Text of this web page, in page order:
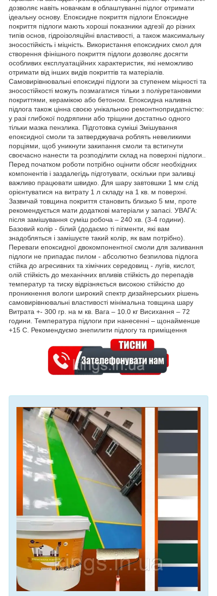
дозволяє навіть новачкам в облаштуванні підлог отримати
ідеальну основу. Епоксидне покриття підлоги Епоксидне
покриття підлоги мають хороші показники адгезії до різних
типів основ, гідроізоляційні властивості, а також максимальну
зносостійкість і міцність. Використання епоксидних смол для
створення фінішного покриття підлоги дозволяє досягти
особливих експлуатаційних характеристик, які неможливо
отримати від інших видів покриттів та матеріалів.
Самовирівнювальні епоксидні підлоги за ступенем міцності та
зносостійкості можуть позмагатися тільки з поліуретановими
покриттями, керамікою або бетоном. Епоксидна наливна
підлога також цінна своєю унікальною ремонтнопридатністю:
у разі глибокої подряпини або тріщини достатньо одного
тільки мазка пензлика. Підготовка суміші Змішування
епоксидної смоли та затверджувача роблять невеликими
порціями, щоб уникнути закипання смоли та встигнути
своєчасно нанести та розподілити склад на поверхні підлоги..
Перед початком роботи потрібно оцінити обсяг необхідних
компонентів і заздалегідь підготувати, оскільки при заливці
важливо працювати швидко. Для шару завтовшки 1 мм слід
орієнтуватися на витрату 1 л складу на 1 кв. м поверхні.
Зазвичай товщина покриття становить близько 5 мм, проте
рекомендується мати додаткові матеріали у запасі. УВАГА:
після замішування суміш робоча – 240 хв. (3-4 години).
Базовий колір - білий (додаємо ті пігменти, які вам
знадобляться і замішуєте такий колір, як вам потрібно).
Переваги епоксидної двокомпонентної смоли для заливання
підлоги не припадає пилом - абсолютно безпилова підлога
стійка до агресивних та хімічних середовищ - лугів, кислот,
олій стійкість до механічних впливів стійкість до перепадів
температур та тиску відрізняється високою стійкістю до
проникнення вологи широкий спектр дизайнерських рішень
самовирівнювальні властивості мінімальна товщина шару
Витрата +- 300 гр. на м кв. Вага – 10.0 кг Висихання – 72
години. Температура підлоги при нанесенні – щонайменше
+15 С. Рекомендуємо знепилити підлогу та приміщення